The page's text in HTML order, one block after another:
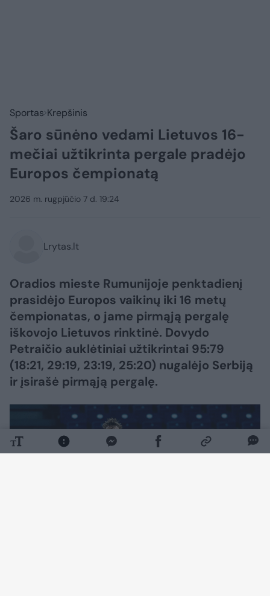
Sportas Krepšinis
Šaro sūnėno vedami Lietuvos 16-
mečiai užtikrinta pergale pradėjo
Europos čempionatą
2026 m. rugpjūčio 7 d. 19:24
Lrytas.lt
Oradios mieste Rumunijoje penktadienį
prasidėjo Europos vaikinų iki 16 metų
čempionatas, o jame pirmąją pergalę
iškovojo Lietuvos rinktinė. Dovydo
Petraičio auklėtiniai užtikrintai 95:79
(18:21, 29:19, 23:19, 25:20) nugalėjo Serbiją
ir įsirašė pirmąją pergalę.